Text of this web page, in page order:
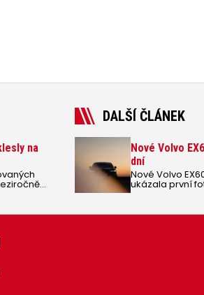
na
DALŠÍ ČLÁNEK
Nové Volvo
dní
Nové Volvo
ukázala první
Prémiový